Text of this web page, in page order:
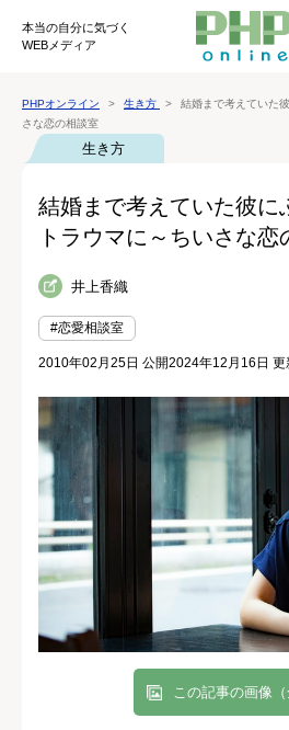
本当の自分に気づく
WEBメディア
PHPオンライン 生き方
結婚まで考えていた
さな恋の相談室
生き方
結婚まで考えていた彼に
トラウマに～ちいさな恋
井上香織
#恋愛相談室
2010年02月25日 公開2024年12月16日 更
この記事の画像（